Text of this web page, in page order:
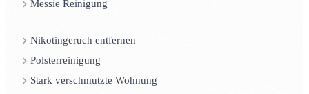
Messie Reinigung
Nikotingeruch entfernen
Polsterreinigung
Stark verschmutzte Wohnung